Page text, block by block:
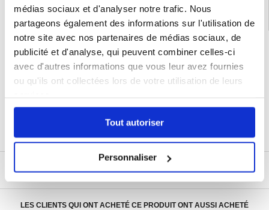
médias sociaux et d'analyser notre trafic. Nous
partageons également des informations sur l'utilisation de
notre site avec nos partenaires de médias sociaux, de
publicité et d'analyse, qui peuvent combiner celles-ci
avec d'autres informations que vous leur avez fournies
ou qu'ils ont collectées lors de votre utilisation de leurs
Tout autoriser
Personnaliser
POUR LES MEMBRES DU CLUB24
CHAT EN DIRECT :
POLITIQUE DE RETOUR DE 30 JOURS
PLUS DE 8 000 000 DE CLIENTS
LES CLIENTS QUI ONT ACHETÉ CE PRODUIT ONT AUSSI ACHETÉ